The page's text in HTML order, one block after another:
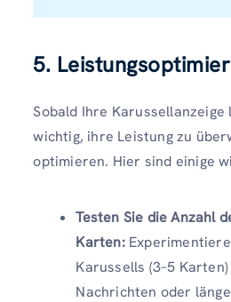
5.
Sobald Ihre Karussellanzeige
wichtig, ihre Leistung zu
optimieren. Hier sind einige
Testen Sie die Anzahl
Karten:
Karussells (3–5
Nachrichten oder